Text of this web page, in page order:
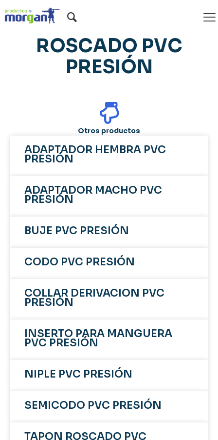
TAPON MACHO
ROSCADO PVC
PRESIÓN
Otros productos
ADAPTADOR HEMBRA PVC
PRESIÓN
ADAPTADOR MACHO PVC
PRESIÓN
BUJE PVC PRESIÓN
CODO PVC PRESIÓN
COLLAR DERIVACION PVC
PRESIÓN
INSERTO PARA MANGUERA
PVC PRESIÓN
NIPLE PVC PRESIÓN
SEMICODO PVC PRESIÓN
TAPON ROSCADO PVC